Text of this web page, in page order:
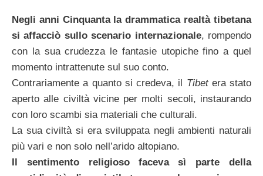
Negli anni Cinquanta la drammatica realtà tibetana
si affacciò sullo scenario internazionale, rompendo
con la sua crudezza le fantasie utopiche fino a quel
momento intrattenute sul suo conto.
Contrariamente a quanto si credeva, il Tibetera stato
aperto alle civiltà vicine per molti secoli, instaurando
con loro scambi sia materiali che culturali.
La sua civiltà si era sviluppata negli ambienti naturali
più vari e non solo nell’arido altopiano.
Il sentimento religioso faceva sì parte della